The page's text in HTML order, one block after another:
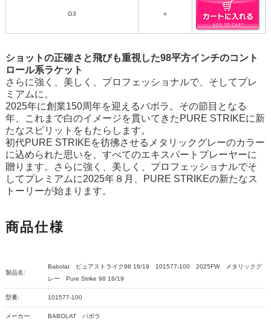
G3 ○
ショットの正確さと飛びも重視した98平方インチのコント
ロール系ラケット
さらに強く、美しく、プロフェッショナルで、そしてプレ
ミアムに。
2025年に創業150周年を迎えるバボラ。その節目となる
年、これまで白のイメージを貫いてきたPURE STRIKEに新
たなスピリットをもたらします。
初代PURE STRIKEを彷彿させるメタリックグレーのカラー
に込められた思いを、すべてのエキスパートプレーヤーに
贈ります。さらに強く、美しく、プロフェッショナルでそ
してプレミアムに2025年８月、PURE STRIKEの新たなス
トーリーが始まります。
商品仕様
製品名:
Babolat ピュアストライク98 16/19 101577-100 2025FW メタリックグ
レー Pure Strike 98 16/19
型番: 101577-100
メーカー: BABOLAT バボラ